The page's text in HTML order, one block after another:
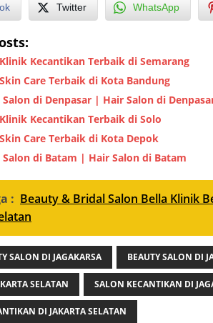
Twitter WhatsApp
Kecantikan Terbaik di Semarang
Care Terbaik di Kota Bandung
Salon di Denpasar | Hair Salon di
Kecantikan Terbaik di Solo
Care Terbaik di Kota Depok
Salon di Batam | Hair Salon di Batam
: Beauty & Bridal Salon Bella Klinik
SALON DI JAGAKARSA BEAUTY SALON DI
SELATAN SALON KECANTIKAN DI
DI JAKARTA SELATAN